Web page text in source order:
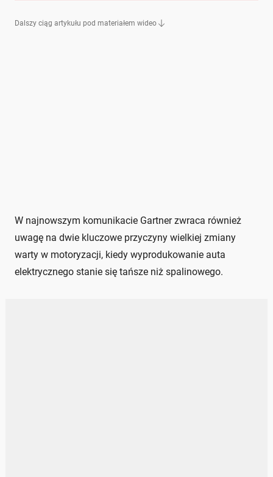
Dalszy ciąg artykułu pod materiałem wideo
W najnowszym komunikacie Gartner zwraca również
uwagę na dwie kluczowe przyczyny wielkiej zmiany
warty w motoryzacji, kiedy wyprodukowanie auta
elektrycznego stanie się tańsze niż spalinowego.